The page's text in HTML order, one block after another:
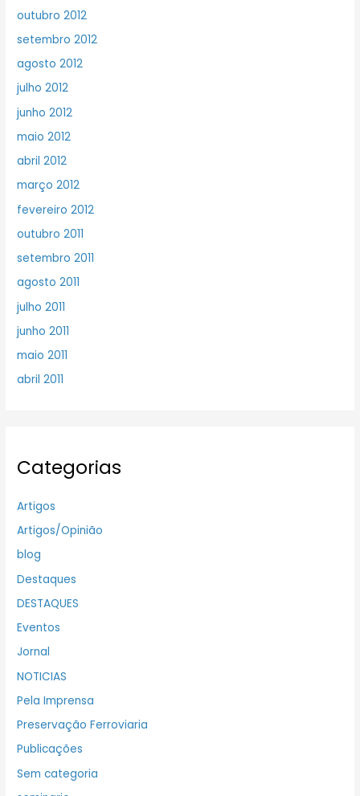
outubro 2012
setembro 2012
agosto 2012
julho 2012
junho 2012
maio 2012
abril 2012
março 2012
fevereiro 2012
outubro 2011
setembro 2011
agosto 2011
julho 2011
junho 2011
maio 2011
abril 2011
Categorias
Artigos
Artigos/Opinião
blog
Destaques
DESTAQUES
Eventos
Jornal
NOTICIAS
Pela Imprensa
Preservação Ferroviaria
Publicações
Sem categoria